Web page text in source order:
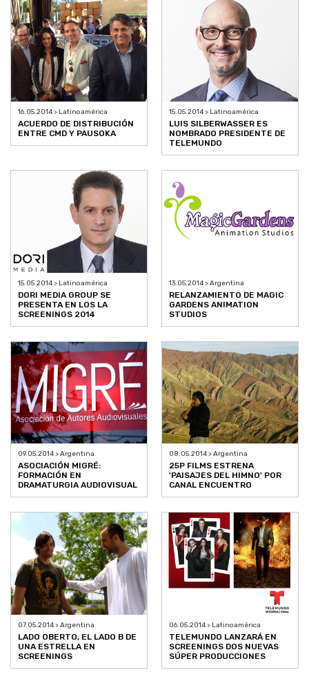
16.05.2014 > Latinoamérica
ACUERDO DE DISTRIBUCIÓN
ENTRE CMD Y PAUSOKA
15.05.2014 > Latinoamérica
LUIS SILBERWASSER ES
NOMBRADO PRESIDENTE DE
TELEMUNDO
15.05.2014 > Latinoamérica
DORI MEDIA GROUP SE
PRESENTA EN LOS LA
SCREENINGS 2014
13.05.2014 > Argentina
RELANZAMIENTO DE MAGIC
GARDENS ANIMATION
STUDIOS
09.05.2014 > Argentina
ASOCIACIÓN MIGRÉ:
FORMACIÓN EN
DRAMATURGIA AUDIOVISUAL
08.05.2014 > Argentina
25P FILMS ESTRENA
'PAISAJES DEL HIMNO' POR
CANAL ENCUENTRO
07.05.2014 > Argentina
LADO OBERTO, EL LADO B DE
UNA ESTRELLA EN
SCREENINGS
06.05.2014 > Latinoamérica
TELEMUNDO LANZARÁ EN
SCREENINGS DOS NUEVAS
SÚPER PRODUCCIONES